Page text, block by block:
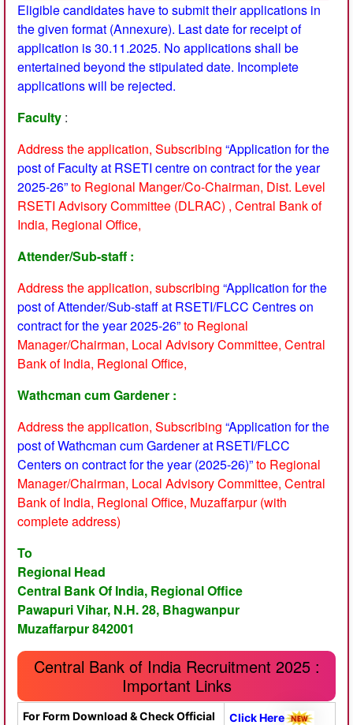
Eligible candidates have to submit their applications in
the given format (Annexure). Last date for receipt of
application is 30.11.2025. No applications shall be
entertained beyond the stipulated date. Incomplete
applications will be rejected.
Faculty :
Address the application, Subscribing “Application for the
post of Faculty at RSETI centre on contract for the year
2025-26”to Regional Manger/Co-Chairman, Dist. Level
RSETI Advisory Committee (DLRAC) , Central Bank of
India, Regional Office,
Attender/Sub-staff :
Address the application, subscribing “Application for the
post of Attender/Sub-staff at RSETI/FLCC Centres on
contract for the year 2025-26”to Regional
Manager/Chairman, Local Advisory Committee, Central
Bank of India, Regional Office,
Wathcman cum Gardener :
Address the application, Subscribing “Application for the
post of Wathcman cum Gardener at RSETI/FLCC
Centers on contract for the year (2025-26)”to Regional
Manager/Chairman, Local Advisory Committee, Central
Bank of India, Regional Office, Muzaffarpur (with
complete address)
To
Regional Head
Central Bank Of India, Regional Office
Pawapuri Vihar, N.H. 28, Bhagwanpur
Muzaffarpur 842001
Central Bank of India Recruitment 2025 :
Important Links
For Form Download & Check Official
Click Here